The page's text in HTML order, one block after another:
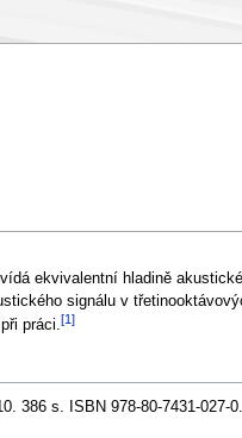
ekvivalentní hladině
signálu v
práci. [1]
386 s. ISBN 978-80-7431-027-0.